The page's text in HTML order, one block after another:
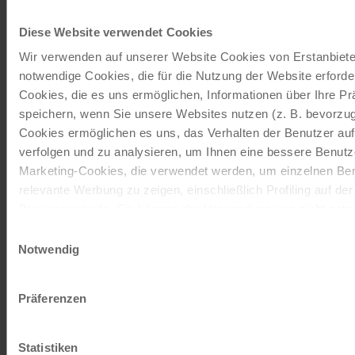
Diese Website verwendet Cookies
Wir verwenden auf unserer Website Cookies von
notwendige Cookies, die für die Nutzung der Website
Cookies, die es uns ermöglichen, Informationen über Ihre
speichern, wenn Sie unsere Websites nutzen (z. B.
Cookies ermöglichen es uns, das Verhalten der Benutzer
verfolgen und zu analysieren, um Ihnen eine bessere
Marketing-Cookies, die verwendet werden, um einzelnen
relevante Werbung zu zeigen, einschließlich Profiling auf
entscheiden, nur notwendige Cookies zu verwenden, indem
Impressum
Notwendig
Präferenzen
Statistiken
JETZT KOSTENFREI BESTELLEN
Schenken Sie unvergessliche
Momente!
Mit einem Reisegutschein haben Sie
immer das passende Geschenk.